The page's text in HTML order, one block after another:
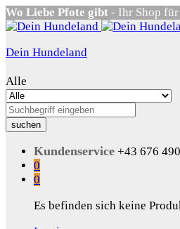
Wo Liebe Pfote gibt - Ihr Shop
Dein Hundeland
Alle
suchen
Kundenservice +43 676
0
0
Es befinden sich keine